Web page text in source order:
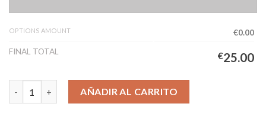
OPTIONS AMOUNT
€0.00
FINAL TOTAL
€25.00
Camiseta Lyonnais Segunda Equipación Hombre 2025/2026
AÑADIR AL CARRITO